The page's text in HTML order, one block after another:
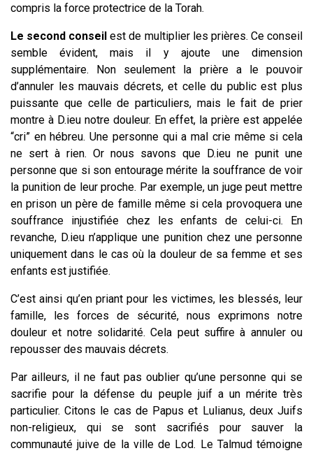
compris la force protectrice de la Torah.
Le second conseil est de multiplier les prières. Ce conseil
semble évident, mais il y ajoute une dimension
supplémentaire. Non seulement la prière a le pouvoir
d’annuler les mauvais décrets, et celle du public est plus
puissante que celle de particuliers, mais le fait de prier
montre à D.ieu notre douleur. En effet, la prière est appelée
“cri” en hébreu. Une personne qui a mal crie même si cela
ne sert à rien. Or nous savons que D.ieu ne punit une
personne que si son entourage mérite la souffrance de voir
la punition de leur proche. Par exemple, un juge peut mettre
en prison un père de famille même si cela provoquera une
souffrance injustifiée chez les enfants de celui-ci. En
revanche, D.ieu n’applique une punition chez une personne
uniquement dans le cas où la douleur de sa femme et ses
enfants est justifiée.
C’est ainsi qu’en priant pour les victimes, les blessés, leur
famille, les forces de sécurité, nous exprimons notre
douleur et notre solidarité. Cela peut suffire à annuler ou
repousser des mauvais décrets.
Par ailleurs, il ne faut pas oublier qu’une personne qui se
sacrifie pour la défense du peuple juif a un mérite très
particulier. Citons le cas de Papus et Lulianus, deux Juifs
non-religieux, qui se sont sacrifiés pour sauver la
communauté juive de la ville de Lod. Le Talmud témoigne